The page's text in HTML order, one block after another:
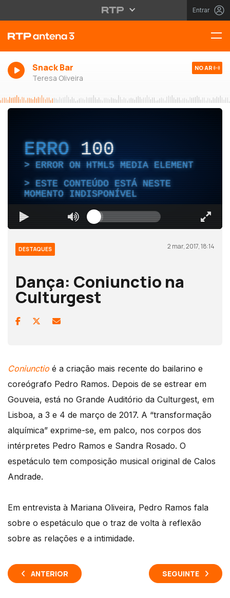
Entrar
Snack Bar
Teresa Oliveira
NO AR
ERRO 100
ERROR ON HTML5 MEDIA ELEMENT
ESTE CONTEÚDO ESTÁ NESTE
MOMENTO INDISPONÍVEL
DESTAQUES 2 mar, 2017, 18:14
Dança: Coniunctio na
Culturgest
Coniunctio é a criação mais recente do bailarino e
coreógrafo Pedro Ramos. Depois de se estrear em
Gouveia, está no Grande Auditório da Culturgest, em
Lisboa, a 3 e 4 de março de 2017. A “transformação
alquímica” exprime-se, em palco, nos corpos dos
intérpretes Pedro Ramos e Sandra Rosado. O
espetáculo tem composição musical original de Calos
Andrade.
Em entrevista à Mariana Oliveira, Pedro Ramos fala
sobre o espetáculo que o traz de volta à reflexão
sobre as relações e a intimidade.
ANTERIOR SEGUINTE